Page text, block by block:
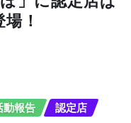
！
動報告
認定店